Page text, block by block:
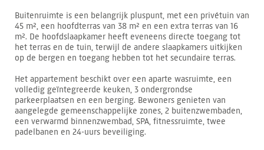
Buitenruimte is een belangrijk pluspunt, met een privétuin van
45 m², een hoofdterras van 38 m² en een extra terras van 16
m². De hoofdslaapkamer heeft eveneens directe toegang tot
het terras en de tuin, terwijl de andere slaapkamers uitkijken
op de bergen en toegang hebben tot het secundaire terras.
Het appartement beschikt over een aparte wasruimte, een
volledig geïntegreerde keuken, 3 ondergrondse
parkeerplaatsen en een berging. Bewoners genieten van
aangelegde gemeenschappelijke zones, 2 buitenzwembaden,
een verwarmd binnenzwembad, SPA, fitnessruimte, twee
padelbanen en 24-uurs beveiliging.